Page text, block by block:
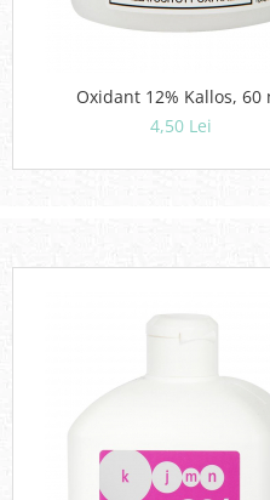
Oxidant 12% Kallos, 60
4,50 Lei